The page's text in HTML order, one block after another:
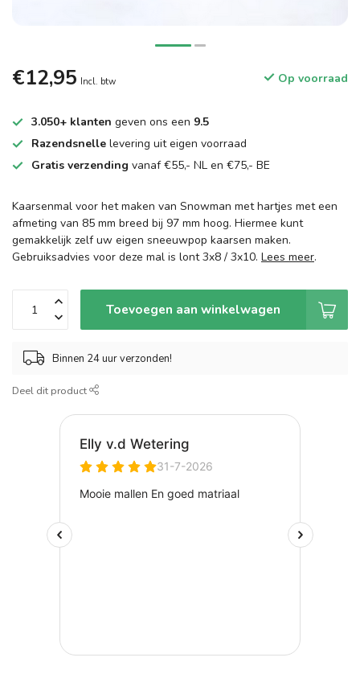
€12,95 Incl. btw Op voorraad
3.050+ klanten geven ons een 9.5
Razendsnelle levering uit eigen voorraad
Gratis verzending vanaf €55,- NL en €75,- BE
Kaarsenmal voor het maken van Snowman met hartjes met een
afmeting van 85 mm breed bij 97 mm hoog. Hiermee kunt
gemakkelijk zelf uw eigen sneeuwpop kaarsen maken.
Gebruiksadvies voor deze mal is lont 3x8 / 3x10. Lees meer.
Toevoegen aan winkelwagen
Binnen 24 uur verzonden!
Deel dit product